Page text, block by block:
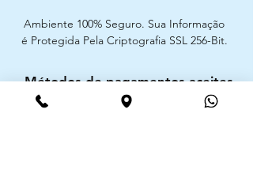
Ambiente 100% Seguro. Sua Informação
é Protegida Pela Criptografia SSL 256-Bit.
Métodos de pagamentos aceites